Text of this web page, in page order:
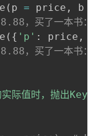
( p = price , b
，买了一本书：《
( { 'p' : price ,
，买了一本书：《
际值时，抛出